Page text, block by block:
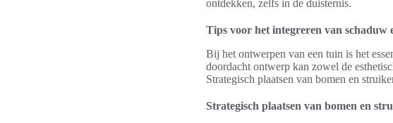
ontdekken, zelfs in de duisternis.
Tips voor het integreren van schaduw
Bij het ontwerpen van een tuin is het
doordacht ontwerp kan zowel de
Strategisch plaatsen van bomen en
Strategisch plaatsen van bomen en